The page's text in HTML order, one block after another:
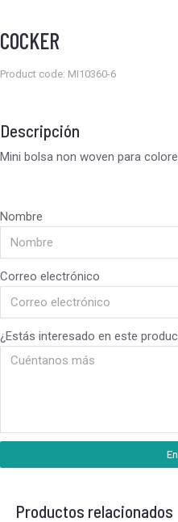
COCKER
Product code: MI10360-6
Descripción
Mini bolsa non woven para
Nombre
Correo electrónico
¿Estás interesado en este
Productos relacionados